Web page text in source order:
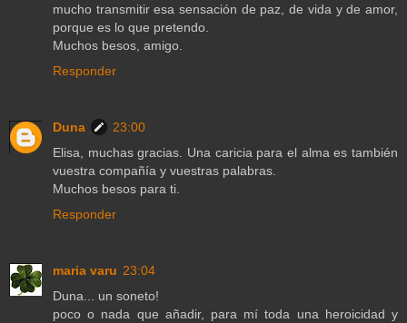
mucho transmitir esa sensación de paz, de vida y de amor,
porque es lo que pretendo.
Muchos besos, amigo.
Responder
Duna
23:00
Elisa, muchas gracias. Una caricia para el alma es también
vuestra compañía y vuestras palabras.
Muchos besos para ti.
Responder
maria varu 23:04
Duna... un soneto!
poco o nada que añadir, para mí toda una heroicidad y